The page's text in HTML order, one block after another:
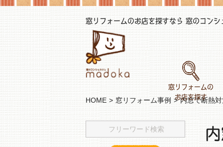
窓リフォームのお店を探すなら 窓のコン
窓リフォームの
お店を探す
HOME 窓リフォーム事例 内窓で断熱